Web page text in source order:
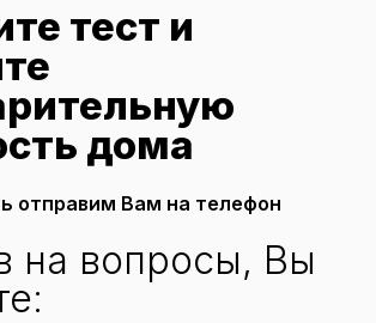
тест и
дома
отправим Вам на телефон
на вопросы, Вы